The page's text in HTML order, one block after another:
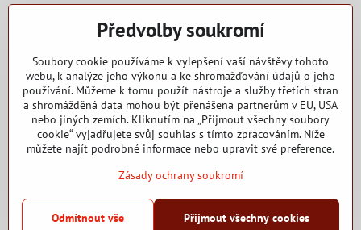
Platba v EUR
Pro zákazníky s adresou na Slovensku.
Staňte se fanouškem
Facebook
Nakupování
2015 - 2025 Copyright RENEW CZ s. r. o.
Předvolby soukromí
Soubory cookie používáme k vylepšení vaší návštěvy tohoto
webu, k analýze jeho výkonu a ke shromažďování údajů o jeho
používání. Můžeme k tomu použít nástroje a služby třetích stran
a shromážděná data mohou být přenášena partnerům v EU, USA
nebo jiných zemích. Kliknutím na „Přijmout všechny soubory
cookie“ vyjadřujete svůj souhlas s tímto zpracováním. Níže
můžete najít podrobné informace nebo upravit své preference.
Zásady ochrany soukromí
Přijmout všechny cookies
Odmítnout vše